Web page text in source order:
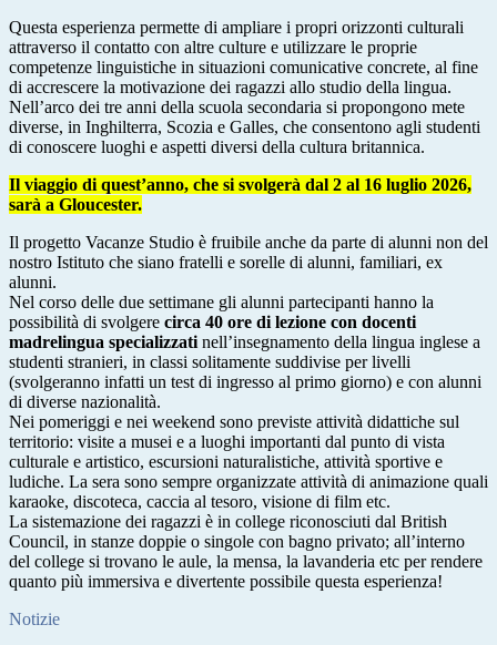
Questa esperienza permette di ampliare i propri orizzonti culturali
attraverso il contatto con altre culture e utilizzare le proprie
competenze linguistiche in situazioni comunicative concrete, al fine
di accrescere la motivazione dei ragazzi allo studio della lingua.
Nell’arco dei tre anni della scuola secondaria si propongono mete
diverse, in Inghilterra, Scozia e Galles, che consentono agli studenti
di conoscere luoghi e aspetti diversi della cultura britannica.
Il viaggio di quest’anno, che si svolgerà dal 2 al 16 luglio 2026,
sarà a Gloucester.
Il progetto Vacanze Studio è fruibile anche da parte di alunni non del
nostro Istituto che siano fratelli e sorelle di alunni, familiari, ex
alunni.
Nel corso delle due settimane gli alunni partecipanti hanno la
possibilità di svolgere circa 40 ore di lezione con docenti
madrelingua specializzati nell’insegnamento della lingua inglese a
studenti stranieri, in classi solitamente suddivise per livelli
(svolgeranno infatti un test di ingresso al primo giorno) e con alunni
di diverse nazionalità.
Nei pomeriggi e nei weekend sono previste attività didattiche sul
territorio: visite a musei e a luoghi importanti dal punto di vista
culturale e artistico, escursioni naturalistiche, attività sportive e
ludiche. La sera sono sempre organizzate attività di animazione quali
karaoke, discoteca, caccia al tesoro, visione di film etc.
La sistemazione dei ragazzi è in college riconosciuti dal British
Council, in stanze doppie o singole con bagno privato; all’interno
del college si trovano le aule, la mensa, la lavanderia etc per rendere
quanto più immersiva e divertente possibile questa esperienza!
Notizie